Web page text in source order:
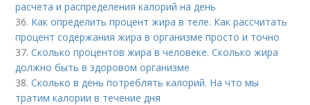
расчета и распределения калорий на день
36. Как определить процент жира в теле. Как рассчитать
процент содержания жира в организме просто и точно
37.Сколько процентов жира в человеке. Сколько жира
должно быть в здоровом организме
38.Сколько в день потреблять калорий. На что мы
тратим калории в течение дня